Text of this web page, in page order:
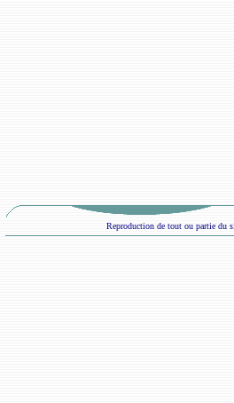
Reproduction de tout ou partie du